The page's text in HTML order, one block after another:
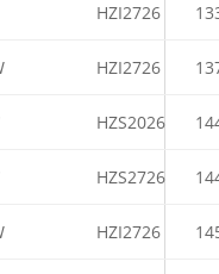
HZI2726
HZI2726
HZS2026
HZS2726
HZI2726